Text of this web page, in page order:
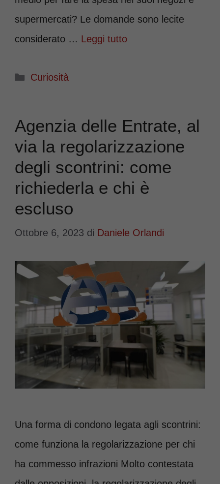
supermercati? Le domande sono lecite
considerato … Leggi tutto
Categorie
Curiosità
Agenzia delle Entrate, al
via la regolarizzazione
degli scontrini: come
richiederla e chi è
escluso
Ottobre 6, 2023 di Daniele Orlandi
Una forma di condono legata agli scontrini:
come funziona la regolarizzazione per chi
ha commesso infrazioni Molto contestata